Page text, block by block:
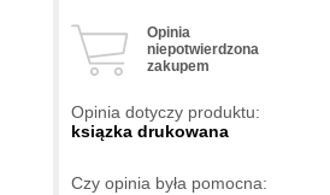
Opinia
niepotwierdzona
zakupem
Opinia dotyczy produktu:
ksiązka drukowana
Czy opinia była pomocna: